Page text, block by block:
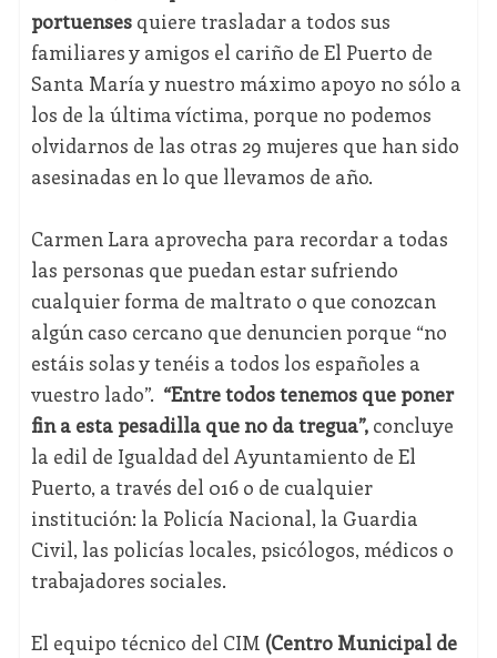
portuensesquiere trasladar a todos sus
familiares y amigos el cariño de El Puerto de
Santa María y nuestro máximo apoyo no sólo a
los de la última víctima, porque no podemos
olvidarnos de las otras 29 mujeres que han sido
asesinadas en lo que llevamos de año.
Carmen Lara aprovecha para recordar a todas
las personas que puedan estar sufriendo
cualquier forma de maltrato o que conozcan
algún caso cercano que denuncien porque “no
estáis solas y tenéis a todos los españoles a
vuestro lado”. “Entre todos tenemos que poner
fin a esta pesadilla que no da tregua”,concluye
la edil de Igualdad del Ayuntamiento de El
Puerto, a través del 016 o de cualquier
institución: la Policía Nacional, la Guardia
Civil, las policías locales, psicólogos, médicos o
trabajadores sociales.
El equipo técnico del CIM (Centro Municipal de